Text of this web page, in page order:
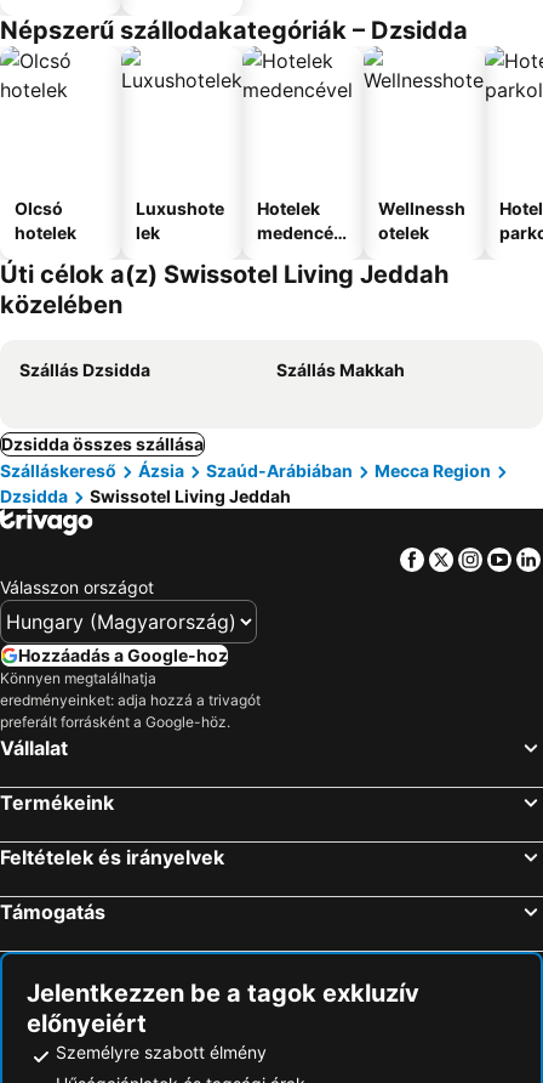
Népszerű szállodakategóriák – Dzsidda
Olcsó
hotelek
Luxushote
lek
Hotelek
medencév
Wellnessh
otelek
Úti célok a(z) Swissotel Living Jeddah
közelében
Szállás Dzsidda Szállás Makkah
Dzsidda összes szállása
Szálláskereső
Ázsia Szaúd-Arábiában
Mecca Region
Dzsidda
Swissotel Living Jeddah
Facebook
Twitter
Válasszon országot
Hozzáadás a Google-hoz
Könnyen megtalálhatja
eredményeinket: adja hozzá a trivagót
preferált forrásként a Google-höz.
Vállalat
Termékeink
Feltételek és irányelvek
Támogatás
Jelentkezzen be a tagok exkluzív
előnyeiért
Személyre szabott élmény